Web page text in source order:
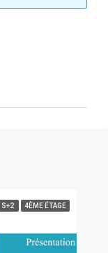
S+2 4ÈME ÉTAGE